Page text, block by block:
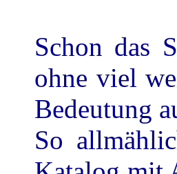
Schon das
ohne viel
Bedeutung
So